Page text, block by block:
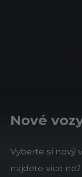
Nové
Vyberte si nový
najdete více